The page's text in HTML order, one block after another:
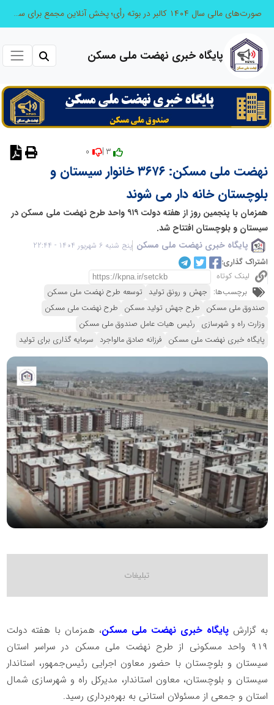
صورت‌های مالی سال ۱۴۰۴ کالبر در بوته رأی؛ پخش آنلاین مجمع برای سهامداران در سراسر کشور
پایگاه خبری نهضت ملی مسکن
3 |
نهضت ملی مسکن: ۳۶۷۶ خانوار سیستان و
بلوچستان خانه دار می شوند
همزمان با پنجمین روز از هفته دولت ۹۱۹ واحد طرح نهضت ملی مسکن در
سیستان و بلوچستان افتتاح شد.
پایگاه خبری نهضت ملی مسکن پنج شنبه 6 شهریور 1404 - 22:44
اشتراک گذاری:
لینک کوتاه
برچسب‌ها: جهش و رونق تولید توسعه طرح نهضت ملی مسکن
صندوق ملی مسکن طرح جهش تولید مسکن طرح نهضت ملی مسکن
وزارت راه و شهرسازی رئیس هیات عامل صندوق ملی مسکن
پایگاه خبری نهضت ملی مسکن فرزانه صادق مالواجرد سرمایه گذاری برای تولید
به گزارش پایگاه خبری نهضت ملی مسکن، همزمان با هفته دولت
۹۱۹ واحد مسکونی از طرح نهضت ملی مسکن در سراسر استان
سیستان و بلوچستان با حضور معاون اجرایی رئیس‌جمهور، استاندار
سیستان و بلوچستان، معاون استاندار، مدیرکل راه و شهرسازی شمال
استان و جمعی از مسئولان استانی به بهره‌برداری رسید.